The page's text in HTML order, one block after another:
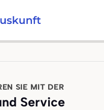
SIE MIT DER
Service